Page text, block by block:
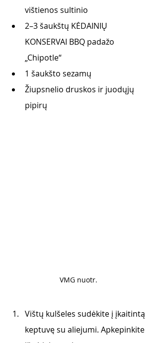
vištienos sultinio
2–3 šaukštų KĖDAINIŲ
KONSERVAI BBQ padažo
„Chipotle“
1 šaukšto sezamų
Žiupsnelio druskos ir juodųjų
pipirų
VMG nuotr.
Vištų kulšeles sudėkite į įkaitintą
keptuvę su aliejumi. Apkepinkite